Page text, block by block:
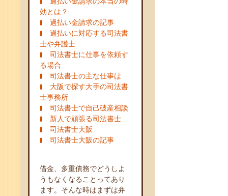
効とは？
過払い金請求の記事
過払いに対応する司法書
士や弁護士
司法書士に仕事を依頼す
る場合
司法書士の主な仕事は
大阪で探す大手の司法書
士事務所
司法書士で自己破産相談
新人で頑張る司法書士
司法書士大阪
司法書士大阪の記事
借金、多重債務でどうしよ
うもなくなることってあり
ます。そんな時はまずは弁